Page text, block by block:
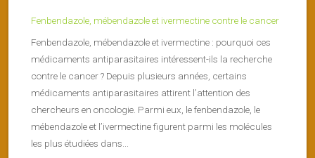
Fenbendazole, mébendazole et ivermectine contre le cancer
Fenbendazole, mébendazole et ivermectine : pourquoi ces
médicaments antiparasitaires intéressent-ils la recherche
contre le cancer ? Depuis plusieurs années, certains
médicaments antiparasitaires attirent l’attention des
chercheurs en oncologie. Parmi eux, le fenbendazole, le
mébendazole et l’ivermectine figurent parmi les molécules
les plus étudiées dans...